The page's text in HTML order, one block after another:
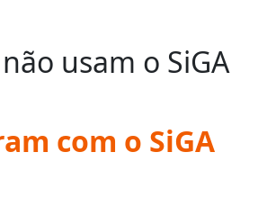
usam o SiGA
com o SiGA